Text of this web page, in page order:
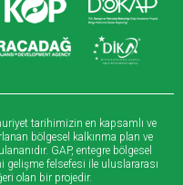
tarihimizin en kapsamlı ve
bölgesel kalkınma plan ve
GAP, entegre bölgesel
gelişme felsefesi ile uluslararası
olan bir projedir.